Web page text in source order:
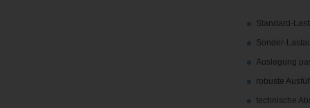
Standard-
Sonder-
Auslegung
robuste
technische